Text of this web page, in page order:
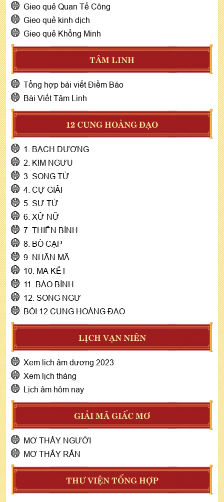
Gieo quẻ Quan Tế Công
Gieo quẻ kinh dịch
Gieo quẻ Khổng Minh
TÂM LINH
Tổng hợp bài viết Điềm Báo
Bài Viết Tâm Linh
12 CUNG HOÀNG ĐẠO
1. BẠCH DƯƠNG
2. KIM NGƯU
3. SONG TỬ
4. CỰ GIẢI
5. SƯ TỬ
6. XỬ NỮ
7. THIÊN BÌNH
8. BÒ CẠP
9. NHÂN MÃ
10. MA KẾT
11. BẢO BÌNH
12. SONG NGƯ
BÓI 12 CUNG HOÀNG ĐẠO
LỊCH VẠN NIÊN
Xem lịch âm dương 2023
Xem lịch tháng
Lịch âm hôm nay
GIẢI MÃ GIẤC MƠ
MƠ THẤY NGƯỜI
MƠ THẤY RẮN
THƯ VIỆN TỔNG HỢP